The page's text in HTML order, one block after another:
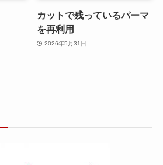
カットで残っているパーマ
を再利用
2026年5月31日